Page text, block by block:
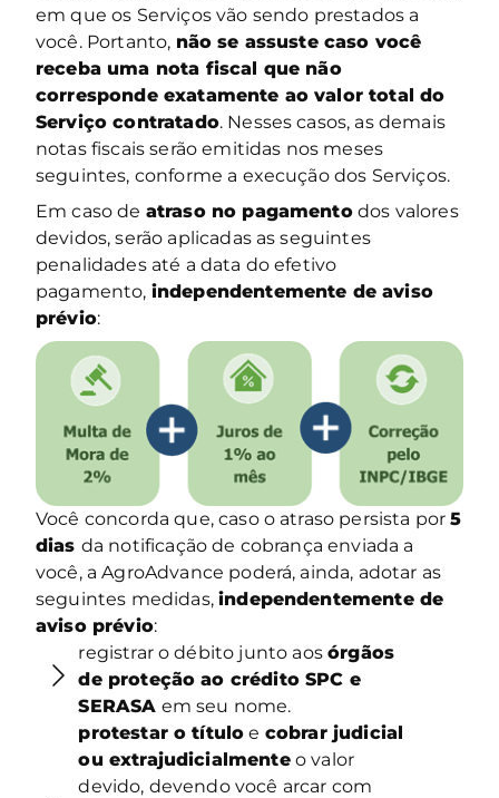
em que os Serviços vão sendo prestados a
você. Portanto, não se assuste caso você
receba uma nota fiscal que não
corresponde exatamente ao valor total do
Serviço contratado. Nesses casos, as demais
notas fiscais serão emitidas nos meses
seguintes, conforme a execução dos Serviços.
Em caso de atraso no pagamentodos valores
devidos, serão aplicadas as seguintes
penalidades até a data do efetivo
pagamento, independentemente de aviso
prévio:
Você concorda que, caso o atraso persista por5
dias da notificação de cobrança enviada a
você, a AgroAdvance poderá, ainda, adotar as
seguintes medidas,independentemente de
aviso prévio:
registrar o débito junto aosórgãos
de proteção ao crédito SPC e
SERASA em seu nome.
protestar o título e cobrar judicial
ou extrajudicialmenteo valor
devido, devendo você arcar com